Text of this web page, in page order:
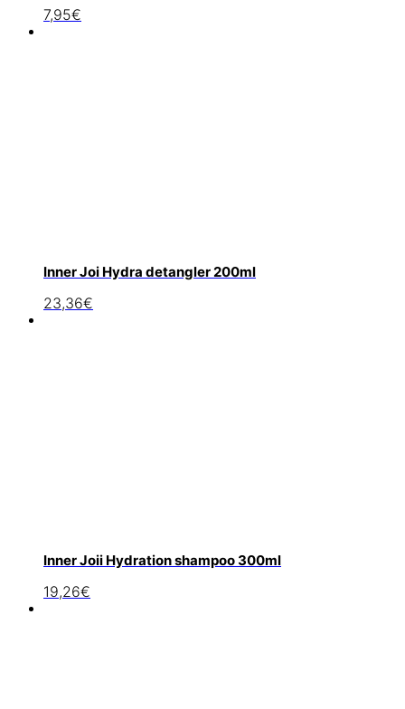
7,95€
Inner Joi Hydra detangler 200ml
23,36€
Inner Joii Hydration shampoo 300ml
19,26€